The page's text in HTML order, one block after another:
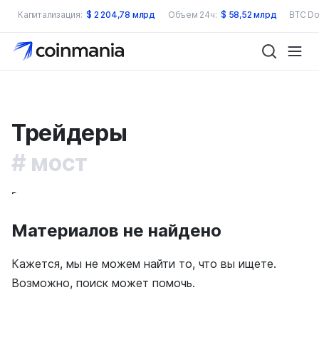
Капитализация: $ 2 204,78 млрд Объем 24ч: $ 58,52 млрд BTC
Трейдеры
мост
Все
Материалов не найдено
Кажется, мы не можем найти то, что вы ищете.
Возможно, поиск может помочь.